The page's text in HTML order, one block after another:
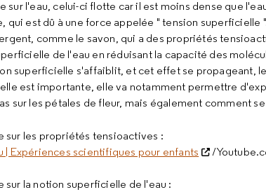
sur l'eau, celui-ci flotte car il est moins dense que
qui est dû à une force appelée " tension superficielle
comme le savon, qui a des propriétés
de l'eau en réduisant la capacité des
superficielle s'affaiblit, et cet effet se propageant,
est importante, elle va notamment permettre
sur les pétales de fleur, mais également comment
sur les propriétés tensioactives :
| Expériences scientifiques pour enfants
/
sur la notion superficielle de l'eau :